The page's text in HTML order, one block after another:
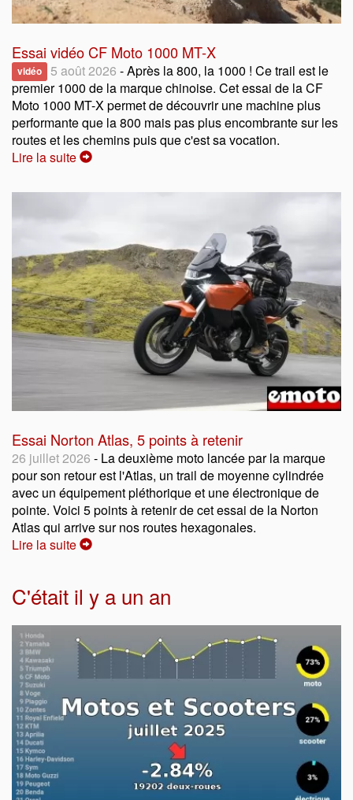
Essai vidéo CF Moto 1000 MT-X
vidéo 5 août 2026 - Après la 800, la 1000 ! Ce trail est le
premier 1000 de la marque chinoise. Cet essai de la CF
Moto 1000 MT-X permet de découvrir une machine plus
performante que la 800 mais pas plus encombrante sur les
routes et les chemins puis que c'est sa vocation.
Lire la suite
Essai Norton Atlas, 5 points à retenir
26 juillet 2026 - La deuxième moto lancée par la marque
pour son retour est l'Atlas, un trail de moyenne cylindrée
avec un équipement pléthorique et une électronique de
pointe. Voici 5 points à retenir de cet essai de la Norton
Atlas qui arrive sur nos routes hexagonales.
Lire la suite
C'était il y a un an